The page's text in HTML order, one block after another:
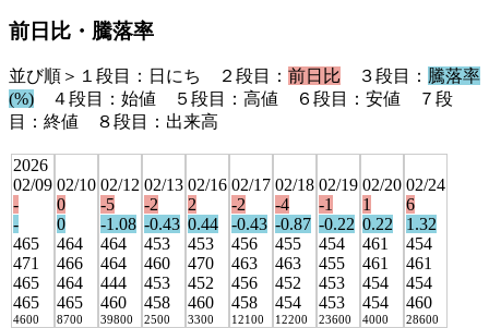
前日比・騰落率
並び順＞１段目：日にち ２段目： 前日比 ３段目： 騰落率
(%) ４段目：始値 ５段目：高値 ６段目：安値 ７段
目：終値 ８段目：出来高
2026
02/09
-
-
465
471
465
465
4600
02/10
0
0
464
466
464
465
8700
02/12
-5
-1.08
464
464
444
460
39800
02/13
-2
-0.43
453
460
453
458
2500
02/16
2
0.44
453
470
452
460
3300
02/17
-2
-0.43
456
463
456
458
12100
02/18
-4
-0.87
455
463
452
454
12200
02/19
-1
-0.22
454
455
453
453
23600
02/20
1
0.22
461
461
454
454
4000
02/24
6
1.32
454
461
454
460
28600